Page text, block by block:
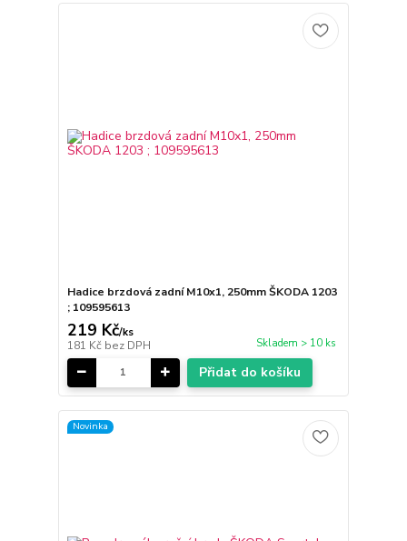
Hadice brzdová zadní M10x1, 250mm ŠKODA 1203
; 109595613
219 Kč/ks
181 Kč bez DPH Skladem > 10 ks
Přidat do košíku
Novinka